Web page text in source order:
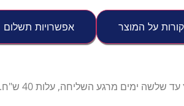
על המוצר אפשרויות תשלום
ימים מרגע השליחה, עלות 40 ש"ח.